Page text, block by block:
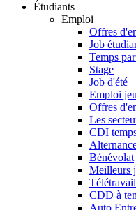
Étudiants
Emploi
Offres
Job
Temps
Stage
Job d'été
Emploi
Offres
Les
CDI
Bénévolat
Meilleurs
Télétravail
CDD à
Auto